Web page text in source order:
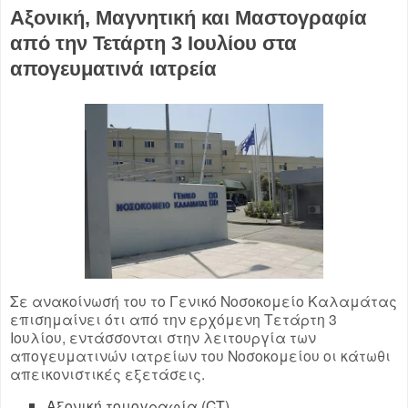
Αξονική, Μαγνητική και Μαστογραφία
από την Τετάρτη 3 Ιουλίου στα
απογευματινά ιατρεία
Σε ανακοίνωσή του το Γενικό Νοσοκομείο Καλαμάτας
επισημαίνει ότι από την ερχόμενη Τετάρτη 3
Ιουλίου, εντάσσονται στην λειτουργία των
απογευματινών ιατρείων του Νοσοκομείου οι κάτωθι
απεικονιστικές εξετάσεις.